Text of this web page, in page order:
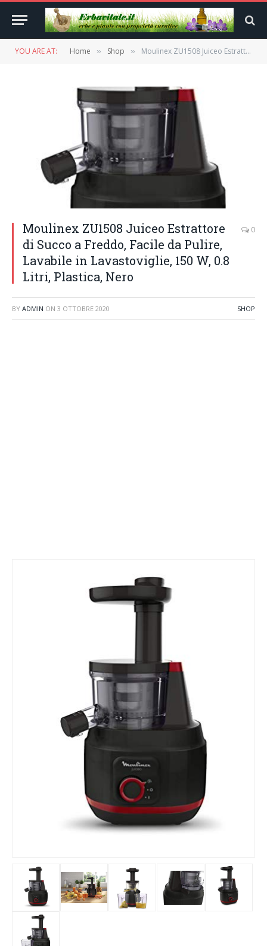
YOU ARE AT: Home » Shop » Moulinex ZU1508 Juiceo Estrattore di Succo a Freddo, Facile da Pulire, Lavabile in Lavastoviglie, 150 W, 0.8 Litri, Plastica, Nero
Moulinex ZU1508 Juiceo Estrattore
di Succo a Freddo, Facile da Pulire,
Lavabile in Lavastoviglie, 150 W, 0.8
Litri, Plastica, Nero
0
BY ADMIN ON 3 OTTOBRE 2020 SHOP